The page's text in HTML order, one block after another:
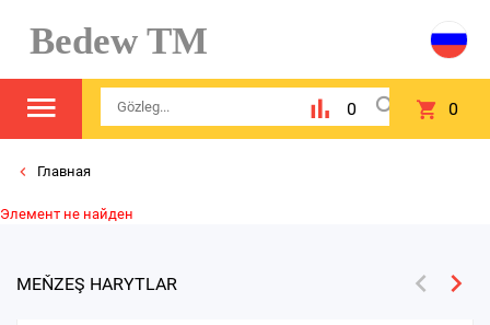
Bedew TM
0 0
Главная
Элемент не найден
MEŇZEŞ HARYTLAR